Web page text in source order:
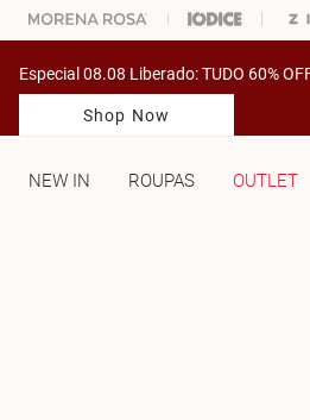
OFF NA SUA 1° COMPRA USANDO O CUPOM:
Especial 08.08 Liberado: TUDO 60%
Shop Now
NEW IN ROUPAS OUTLET